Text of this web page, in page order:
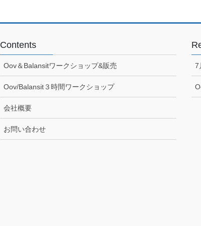
Contents
Oov＆Balansitワークショップ&販売
Oov/Balansit３時間ワークショップ
会社概要
お問い合わせ
7